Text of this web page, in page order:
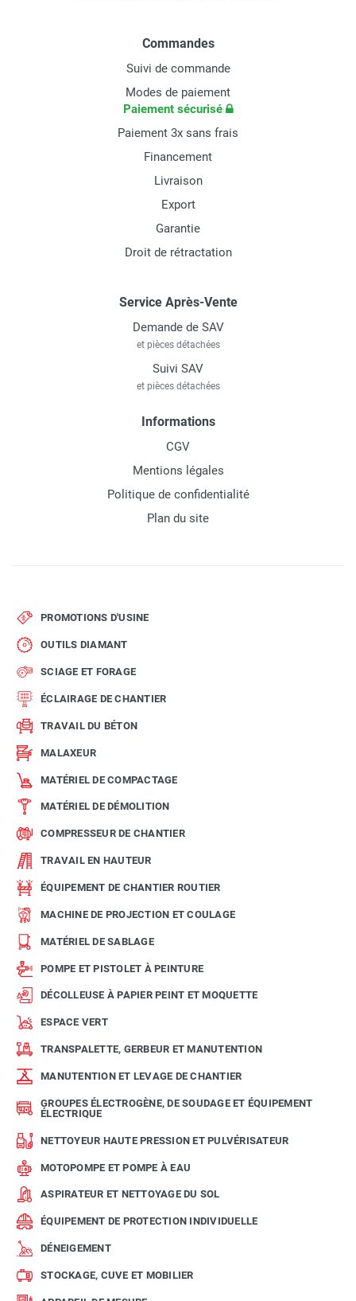
Commandes
Suivi de commande
Modes de paiement
Paiement sécurisé
Paiement 3x sans frais
Financement
Livraison
Export
Garantie
Droit de rétractation
Service Après-Vente
Demande de SAV
et pièces détachées
Suivi SAV
et pièces détachées
Informations
CGV
Mentions légales
Politique de confidentialité
Plan du site
PROMOTIONS D'USINE
OUTILS DIAMANT
SCIAGE ET FORAGE
ÉCLAIRAGE DE CHANTIER
TRAVAIL DU BÉTON
MALAXEUR
MATÉRIEL DE COMPACTAGE
MATÉRIEL DE DÉMOLITION
COMPRESSEUR DE CHANTIER
TRAVAIL EN HAUTEUR
ÉQUIPEMENT DE CHANTIER ROUTIER
MACHINE DE PROJECTION ET COULAGE
MATÉRIEL DE SABLAGE
POMPE ET PISTOLET À PEINTURE
DÉCOLLEUSE À PAPIER PEINT ET MOQUETTE
ESPACE VERT
TRANSPALETTE, GERBEUR ET MANUTENTION
MANUTENTION ET LEVAGE DE CHANTIER
GROUPES ÉLECTROGÈNE, DE SOUDAGE ET ÉQUIPEMENT
ÉLECTRIQUE
NETTOYEUR HAUTE PRESSION ET PULVÉRISATEUR
MOTOPOMPE ET POMPE À EAU
ASPIRATEUR ET NETTOYAGE DU SOL
ÉQUIPEMENT DE PROTECTION INDIVIDUELLE
DÉNEIGEMENT
STOCKAGE, CUVE ET MOBILIER